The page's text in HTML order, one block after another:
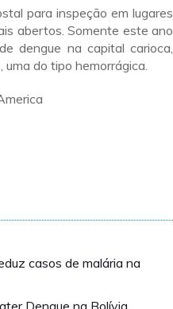
para inspeção em lugares
abertos. Somente este ano
dengue na capital carioca,
do tipo hemorrágica.
casos de malária na
Dengue na Bolívia